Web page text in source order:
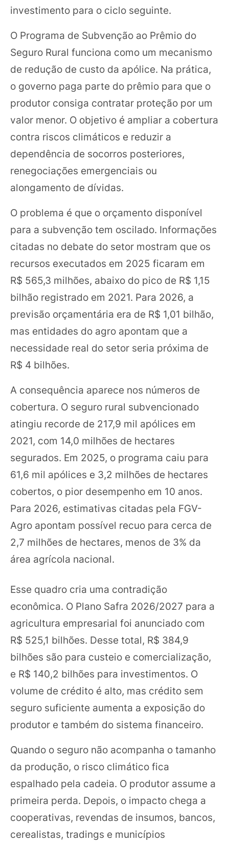
investimento para o ciclo seguinte.
O Programa de Subvenção ao Prêmio do
Seguro Rural funciona como um mecanismo
de redução de custo da apólice. Na prática,
o governo paga parte do prêmio para que o
produtor consiga contratar proteção por um
valor menor. O objetivo é ampliar a cobertura
contra riscos climáticos e reduzir a
dependência de socorros posteriores,
renegociações emergenciais ou
alongamento de dívidas.
O problema é que o orçamento disponível
para a subvenção tem oscilado. Informações
citadas no debate do setor mostram que os
recursos executados em 2025 ficaram em
R$ 565,3 milhões, abaixo do pico de R$ 1,15
bilhão registrado em 2021. Para 2026, a
previsão orçamentária era de R$ 1,01 bilhão,
mas entidades do agro apontam que a
necessidade real do setor seria próxima de
R$ 4 bilhões.
A consequência aparece nos números de
cobertura. O seguro rural subvencionado
atingiu recorde de 217,9 mil apólices em
2021, com 14,0 milhões de hectares
segurados. Em 2025, o programa caiu para
61,6 mil apólices e 3,2 milhões de hectares
cobertos, o pior desempenho em 10 anos.
Para 2026, estimativas citadas pela FGV-
Agro apontam possível recuo para cerca de
2,7 milhões de hectares, menos de 3% da
área agrícola nacional.
Esse quadro cria uma contradição
econômica. O Plano Safra 2026/2027 para a
agricultura empresarial foi anunciado com
R$ 525,1 bilhões. Desse total, R$ 384,9
bilhões são para custeio e comercialização,
e R$ 140,2 bilhões para investimentos. O
volume de crédito é alto, mas crédito sem
seguro suficiente aumenta a exposição do
produtor e também do sistema financeiro.
Quando o seguro não acompanha o tamanho
da produção, o risco climático fica
espalhado pela cadeia. O produtor assume a
primeira perda. Depois, o impacto chega a
cooperativas, revendas de insumos, bancos,
cerealistas, tradings e municípios